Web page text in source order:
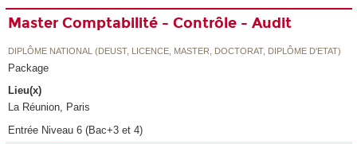
Master Comptabilité - Contrôle - Audit
DIPLÔME NATIONAL (DEUST, LICENCE, MASTER, DOCTORAT, DIPLÔME D'ETAT)
Package
Lieu(x)
La Réunion, Paris
Entrée Niveau 6 (Bac+3 et 4)